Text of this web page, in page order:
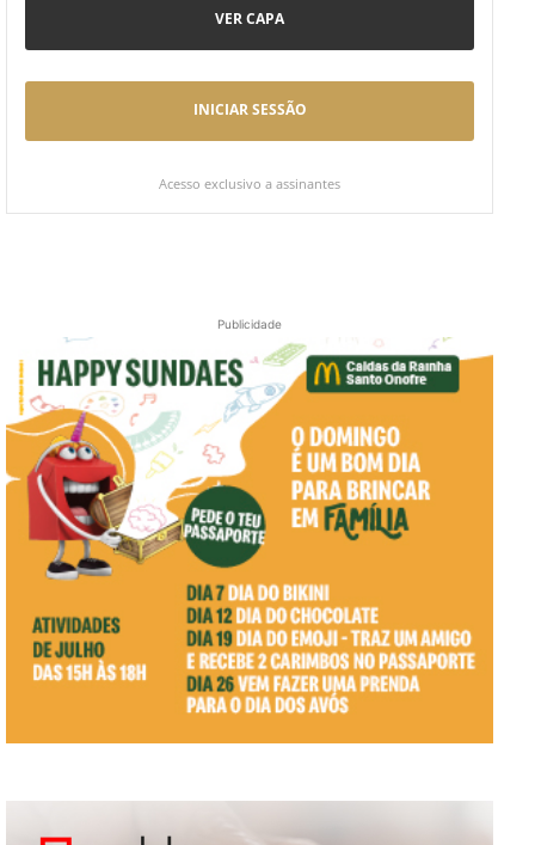
VER CAPA
INICIAR SESSÃO
Acesso exclusivo a assinantes
Publicidade